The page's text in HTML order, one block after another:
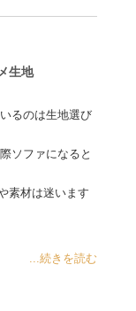
生地
るのは生地選び
ソファになると
素材は迷います
...続きを読む